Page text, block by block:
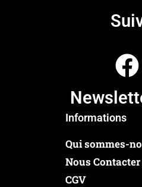
Informations
Qui sommes-
Nous Contacter
CGV